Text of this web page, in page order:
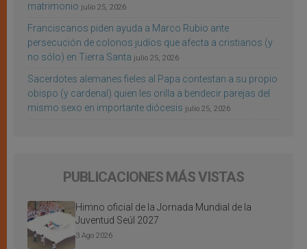
matrimonio julio 25, 2026
Franciscanos piden ayuda a Marco Rubio ante
persecución de colonos judíos que afecta a cristianos (y
no sólo) en Tierra Santa julio 25, 2026
Sacerdotes alemanes fieles al Papa contestan a su propio
obispo (y cardenal) quien les orilla a bendecir parejas del
mismo sexo en importante diócesis julio 25, 2026
PUBLICACIONES MÁS VISTAS
Himno oficial de la Jornada Mundial de la
Juventud Seúl 2027
3 Ago 2026